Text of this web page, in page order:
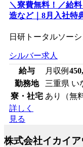
＼寮費無料！／給
造など｜8月入社特
日研トータルソー
シルバー求人
給与
月収例
勤務地
三重県 い
寮・社宅 あり（無
詳しく
見る
株式会社イカイ